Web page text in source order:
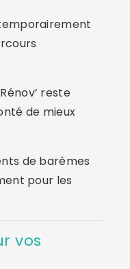
reste
de mieux
de barèmes
pour les
vos